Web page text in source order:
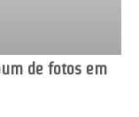
de fotos em